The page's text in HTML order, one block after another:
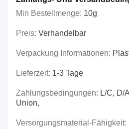
Min Bestellmenge: 10g
Preis: Verhandelbar
Verpackung Informationen:
Lieferzeit: 1-3 Tage
Zahlungsbedingungen: L/C, D/
Union,
Versorgungsmaterial-Fähigkeit: